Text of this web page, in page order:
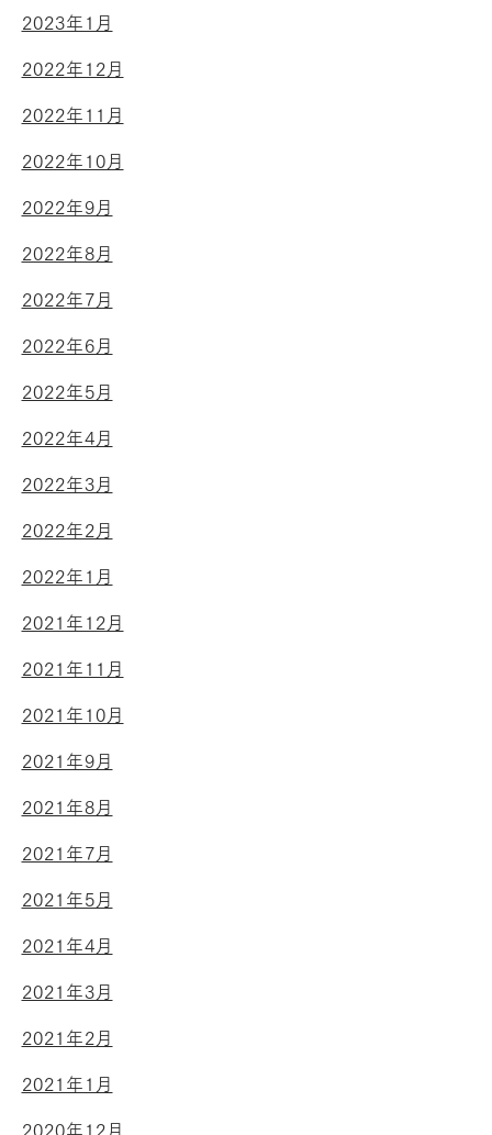
2023年1月
2022年12月
2022年11月
2022年10月
2022年9月
2022年8月
2022年7月
2022年6月
2022年5月
2022年4月
2022年3月
2022年2月
2022年1月
2021年12月
2021年11月
2021年10月
2021年9月
2021年8月
2021年7月
2021年5月
2021年4月
2021年3月
2021年2月
2021年1月
2020年12月